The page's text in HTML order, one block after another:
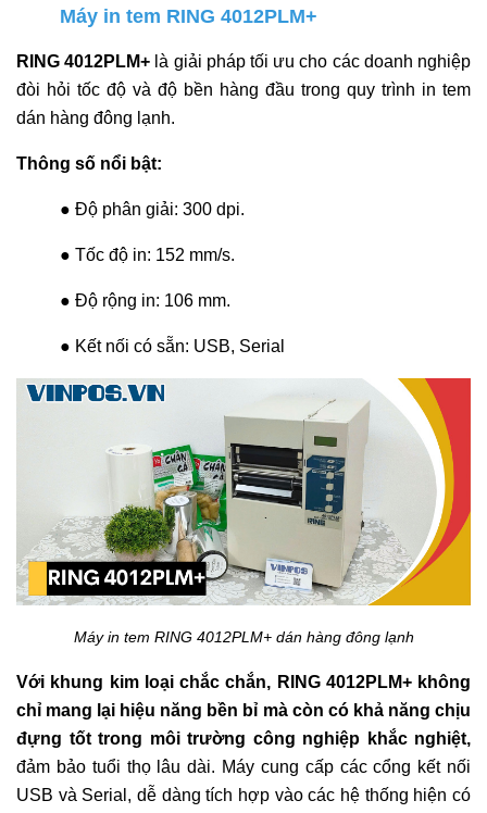
Máy in tem RING 4012PLM+
RING 4012PLM+ là giải pháp tối ưu cho các doanh nghiệp
đòi hỏi tốc độ và độ bền hàng đầu trong quy trình in tem
dán hàng đông lạnh.
Thông số nổi bật:
● Độ phân giải: 300 dpi.
● Tốc độ in: 152 mm/s.
● Độ rộng in: 106 mm.
● Kết nối có sẵn: USB, Serial
Máy in tem RING 4012PLM+ dán hàng đông lạnh
Với khung kim loại chắc chắn, RING 4012PLM+ không
chỉ mang lại hiệu năng bền bỉ mà còn có khả năng chịu
đựng tốt trong môi trường công nghiệp khắc nghiệt,
đảm bảo tuổi thọ lâu dài. Máy cung cấp các cổng kết nối
USB và Serial, dễ dàng tích hợp vào các hệ thống hiện có